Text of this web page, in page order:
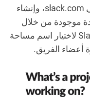
طريق إدخال بريدهم الإلكتروني في slack.com، وإنشاء
موجودة من خلال
دعوة. يوجهك عملية الإعداد في Slack لاختيار اسم مساحة
أعضاء الفريق.